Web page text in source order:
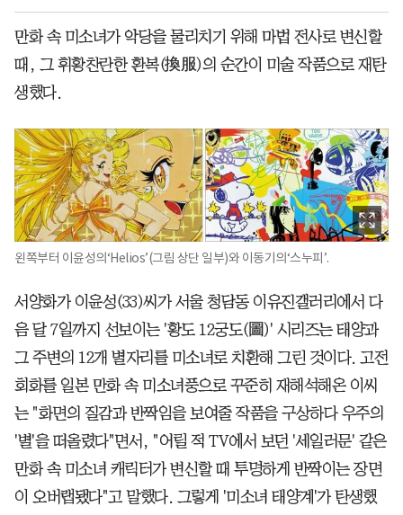
만화 속 미소녀가 악당을 물리치기 위해 마법 전사로 변신할
때, 그 휘황찬란한 환복(換服)의 순간이 미술 작품으로 재탄
생했다.
왼쪽부터 이윤성의‘Helios’(그림 상단 일부)와 이동기의‘스누피’.
서양화가 이윤성(33)씨가 서울 청담동 이유진갤러리에서 다
음 달 7일까지 선보이는 '황도 12궁도(圖)' 시리즈는 태양과
그 주변의 12개 별자리를 미소녀로 치환해 그린 것이다. 고전
회화를 일본 만화 속 미소녀풍으로 꾸준히 재해석해온 이씨
는 "화면의 질감과 반짝임을 보여줄 작품을 구상하다 우주의
'별'을 떠올렸다"면서, "어릴 적 TV에서 보던 '세일러문' 같은
만화 속 미소녀 캐릭터가 변신할 때 투명하게 반짝이는 장면
이 오버랩됐다"고 말했다. 그렇게 '미소녀 태양계'가 탄생했